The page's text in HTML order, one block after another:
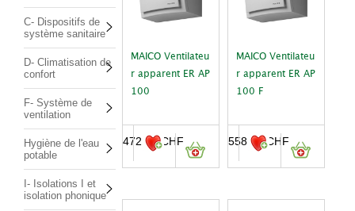
C- Dispositifs de
système sanitaire
D- Climatisation de
confort
F- Système de
ventilation
Hygiène de l'eau
potable
I- Isolations I et
isolation phonique
MAICO Ventilateu
r apparent ER AP
100
472.00CHF
MAICO Ventilateu
r apparent ER AP
100 F
558.00CHF